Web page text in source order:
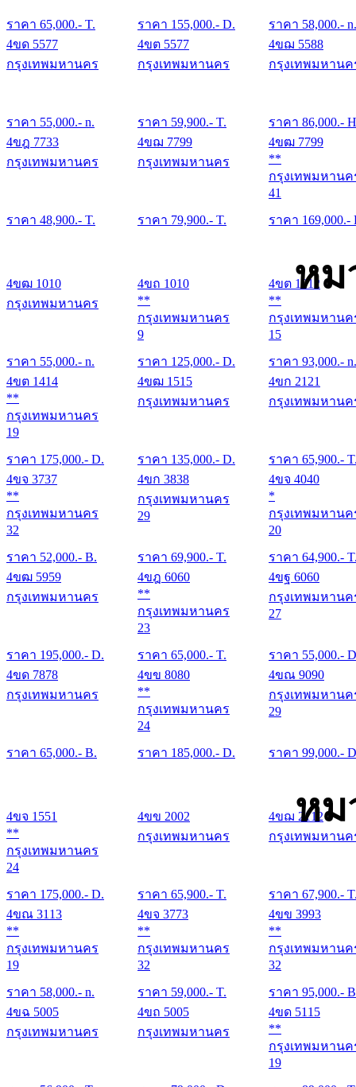
ราคา 65,000.- T. ราคา 155,000.- D. ราคา 58,000.- n.
4ขด 5577
กรุงเทพมหานคร
ราคา 55,000.- n.
4ขต 5577
กรุงเทพมหานคร
ราคา 59,900.- T.
4ขฌ 5588
กรุงเทพมหานค
ราคา 86,000.-
4ขฎ 7733
กรุงเทพมหานคร
ราคา 48,900.- T.
4ขฌ 7799
กรุงเทพมหานคร
ราคา 79,900.- T.
4ขฒ 7799
**
กรุงเทพมหานค
41
ราคา 169,000.-
หม
4ขฒ 1010
กรุงเทพมหานคร
ราคา 55,000.- n.
4ขถ 1010
**
กรุงเทพมหานคร
9
ราคา 125,000.- D.
4ขต 1212
**
กรุงเทพมหานค
15
ราคา 93,000.- n.
4ขต 1414
**
กรุงเทพมหานคร
19
ราคา 175,000.- D.
4ขฒ 1515
กรุงเทพมหานคร
ราคา 135,000.- D.
4ขก 2121
กรุงเทพมหานค
ราคา 65,900.-
4ขจ 3737
**
กรุงเทพมหานคร
32
ราคา 52,000.- B.
4ขก 3838
กรุงเทพมหานคร
29
ราคา 69,900.- T.
4ขจ 4040
*
กรุงเทพมหานค
20
ราคา 64,900.-
4ขฒ 5959
กรุงเทพมหานคร
ราคา 195,000.- D.
4ขฎ 6060
**
กรุงเทพมหานคร
23
ราคา 65,000.- T.
4ขฐ 6060
กรุงเทพมหานค
27
ราคา 55,000.-
4ขด 7878
กรุงเทพมหานคร
ราคา 65,000.- B.
4ขข 8080
**
กรุงเทพมหานคร
24
ราคา 185,000.- D.
4ขณ 9090
กรุงเทพมหานค
29
ราคา 99,000.-
หม
4ขจ 1551
**
กรุงเทพมหานคร
24
ราคา 175,000.- D.
4ขข 2002
กรุงเทพมหานคร
ราคา 65,900.- T.
4ขฌ 2112
กรุงเทพมหานค
ราคา 67,900.-
4ขณ 3113
**
กรุงเทพมหานคร
19
ราคา 58,000.- n.
4ขจ 3773
**
กรุงเทพมหานคร
32
ราคา 59,000.- T.
4ขข 3993
**
กรุงเทพมหานค
32
ราคา 95,000.-
4ขฉ 5005
กรุงเทพมหานคร
4ขถ 5005
กรุงเทพมหานคร
4ขด 5115
**
กรุงเทพมหานค
19